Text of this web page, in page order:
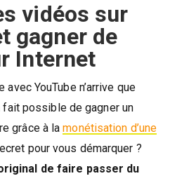
vidéos sur
gagner de
Internet
YouTube n’arrive que
possible de gagner un
grâce à lamonétisation d’une
pour vous démarquer ?
de faire passer du